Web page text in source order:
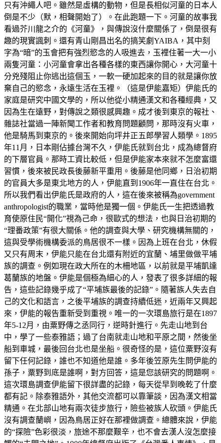
只有沖繩人吧。雖然是虛構的動物，但是長相似河童的日本人
倒是不少（默，相聲開始了）。在此跑題一下。河童的故事我
看過芥川龍之介的《河童》，與傳說沒什麼關係了，倒是很有
趣的現實諷刺。還有青山剛昌出名的搞笑劇YAIBA，其中刻
字為“暗”的玉會把有強烈慾念的人吸進去，玉裡住著一大一小
兩隻河童：小河童會拿出各種各樣的東西讓你開心，大河童十
分兇殘阻止你逃出這個玉，一軟一硬加起來的目的就是讓你放
棄自己的慾念，永遠生活在玉裡。（這是伊能嘉矩）伊能氏的
家庭是研究中國文學的，所以他從小精通漢文和各種經典，又
因為生在遠野，對傳說之類很感興趣。成才後到東京的報社、
雜誌社當過一陣新聞工作者和教育問題顧問，那時沒有火車，
他是騎馬到東京的。後來開始向坪井正五郎學習人類學。1895
年11月，日本剛佔據台灣不久，伊能氏就到台北，成為總督府
的下層官員。那時工資比較低，但是伊能家本來就不怎麼富還
習慣，後來被民政長後藤新平重用。後藤是他同鄉，日治初期
的官員大多是東北地方的人，伊能直到1906年一直住在台北。
所以我們看出伊能氏是政府的人，這在後來被稱為government
anthropologist的職業，當時他是獨一個。伊能氏一生把透過教
育使原住民“開化”視為己命，很歐式的想法，也與日治初期的
“理番政策”有很大關係。他的調查與大學、研究機構無關的，
這與受學術機構委派的鳥居很不一樣。因為上班在台北，休假
又只有周末，伊能只能在台北還有附近的宜蘭、埔里做做平埔
族的調查。例如現在政大所在的木柵地區，以前就是平埔凱達
葛蘭族的地盤。伊能是個極為細心的人，發表了很多詳細的報
告，這些記錄幾乎成了“平埔族最後的記錄”。隨著族人失去自
己的文化和語言，之後平埔族的調查持續低迷，近兩年又興起
來，伊能的報告重新受到重視。唯一的一次環島旅行是在1897
年5-12月，由粟野傳之丞同行，逆時針進行。先走山地到台
中，學了一些泰雅語；過了台南就走山地和平原之間，然後坐
船到車城，最後回台北也是坐船。很奇怪的是，這位粟野沒有
留下任何記錄，誰也不知道他是誰。多年後笠原先生問伊能的
孫子，粟野到底是誰啊，對方回答，這是您該研究的問題啊。
這次環島調查伊能留下很詳盡的記錄，每天從早到晚乾了什麼
都有記。除泰雅語外，其他交流都可以靠筆談，因為漢文相當
精通。在北部山地有兩次徒步旅行，險些被族人砍頭。伊能氏
沒有調查蘭嶼，因為鳥居正好在那裡做調查。總體來說，伊能
的“探險”色彩很淡，旅途不那麼艱辛，也不會去漢人沒怎麼接